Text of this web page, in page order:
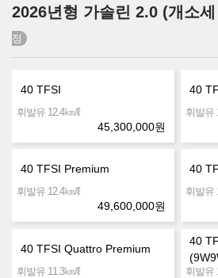
2026년형 가솔린 2.0 (개소
40 TFSI
휘발유 12.4㎞/ℓ
45,300,000원
40
휘발유
40 TFSI Premium
휘발유 12.4㎞/ℓ
49,600,000원
40
휘발유
40 TFSI Quattro Premium
휘발유 11.3㎞/ℓ
40
휘발유